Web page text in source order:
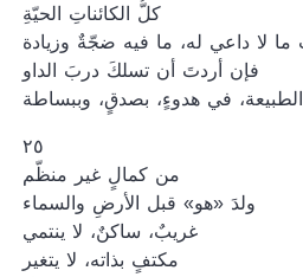
كلُّ الكائناتِ الحيّةِ
ما لا داعي له، ما فيه ضجّةٌ وزيادة
فإن أردتَ أن تسلكَ دربَ الداو
في هدوءٍ، بصدقٍ، وببساطة
٢٥
من كمالٍ غير منظّم
ولدَ «هو» قبل الأرضِ والسماء
غريبٌ، ساكنٌ، لا ينتمي
مكتفٍ بذاته، لا يتغير